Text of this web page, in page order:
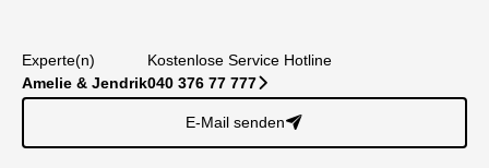
Experte(n)
Amelie & Jendrik
Kostenlose Service Hotline
040 376 77 777􀆊
E-Mail senden􀈠